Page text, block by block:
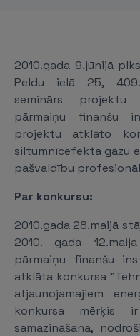
2010.gada 9.jūnijā
Peldu ielā 25,
seminārs projektu
pārmaiņu finanšu
projektu atklāto
siltumnīcefekta gāzu
pašvaldību
Par konkursu:
2010.gada 28.maijā
2010. gada
pārmaiņu finanšu
atklāta konkursa
atjaunojamajiem
konkursa mērķis
samazināšana,